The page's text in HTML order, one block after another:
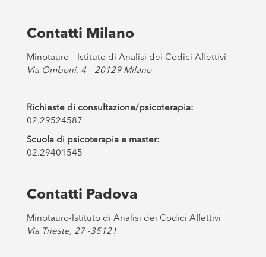
s
*
Contatti Milano
Minotauro – Istituto di Analisi dei Codici Affettivi
Via Omboni, 4 – 20129 Milano
Richieste di consultazione/psicoterapia:
02.29524587
Scuola di psicoterapia e master:
02.29401545
Contatti Padova
Minotauro-Istituto di Analisi dei Codici Affettivi
Via Trieste, 27 -35121